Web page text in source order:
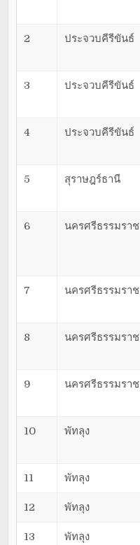
2 ประจวบคีรีขันธ์
3 ประจวบคีรีขันธ์
4 ประจวบคีรีขันธ์
5 สุราษฎร์ธานี
6 นครศรีธรรมราช
7 นครศรีธรรมราช
8 นครศรีธรรมราช
9 นครศรีธรรมราช
10 พัทลุง
11 พัทลุง
12 พัทลุง
13 พัทลุง